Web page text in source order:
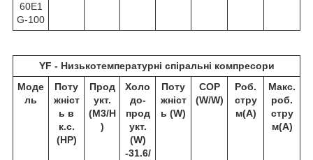
60E1
G-100
YF - Низькотемпературні спіральні компресори
Моде
ль
Поту
жніст
ь в
к.с.
(HP)
Прод
укт.
(M3/H
)
Холо
до-
прод
укт.
(W)
-31.6/
Поту
жніст
ь (W)
COP
(W/W)
Роб.
стру
м(A)
Макс.
роб.
стру
м(A)